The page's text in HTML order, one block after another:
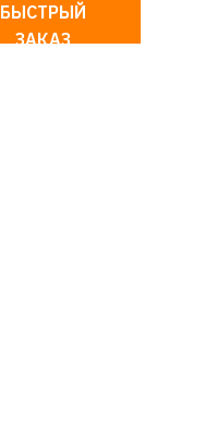
БЫСТРЫЙ
ЗАКАЗ